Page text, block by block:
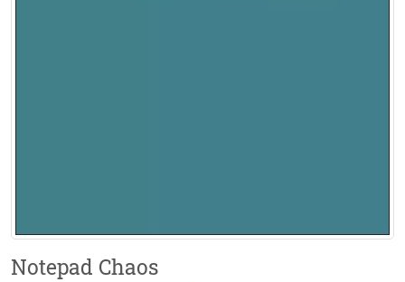
Notepad Chaos